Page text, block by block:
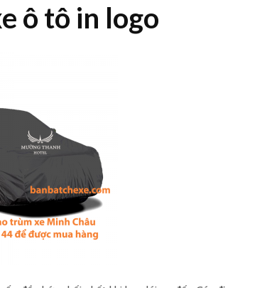
ô tô in logo
Gia công bạt trùm ghế
xe ô tô theo yêu cầu
Sản xuất bao trùm
hàng hoá sau xe máy